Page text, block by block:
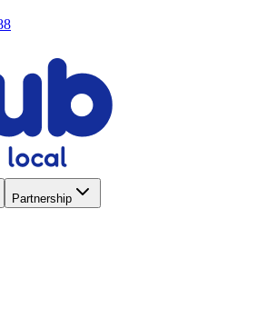
Partnership